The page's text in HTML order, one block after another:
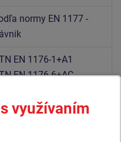
normy EN 1177 -
EN 1176-1+A1
EN 1176-6+AC
z vysoko kvalitného
s vysokou
využívaním